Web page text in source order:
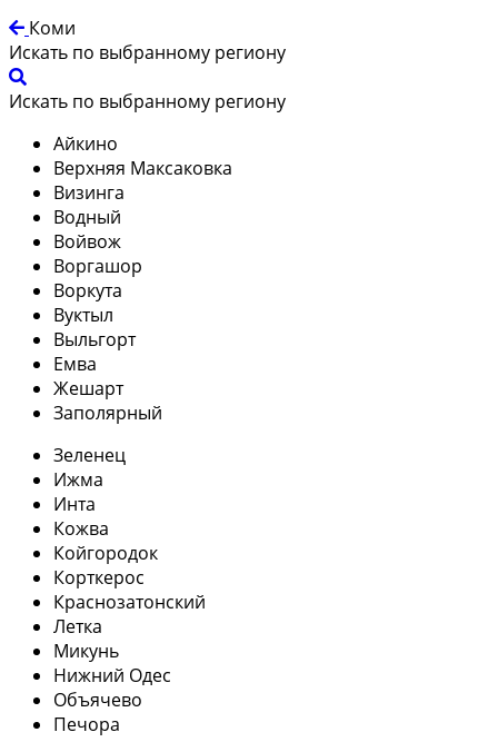
Коми
Искать по выбранному региону
Искать по выбранному региону
Айкино
Верхняя Максаковка
Визинга
Водный
Войвож
Воргашор
Воркута
Вуктыл
Выльгорт
Емва
Жешарт
Заполярный
Зеленец
Ижма
Инта
Кожва
Койгородок
Корткерос
Краснозатонский
Летка
Микунь
Нижний Одес
Объячево
Печора